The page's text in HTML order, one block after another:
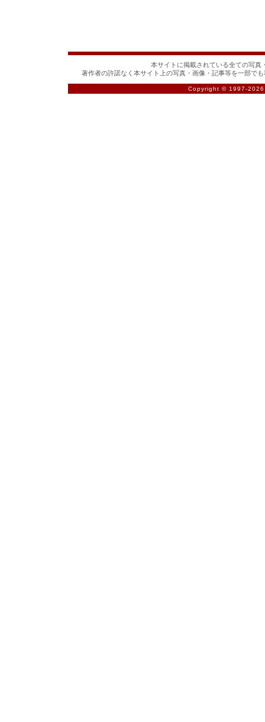
本サイトに掲載されている全ての写真
著作者の許諾なく本サイト上の写真・画像・記事等を一部で
Copyright © 1997-